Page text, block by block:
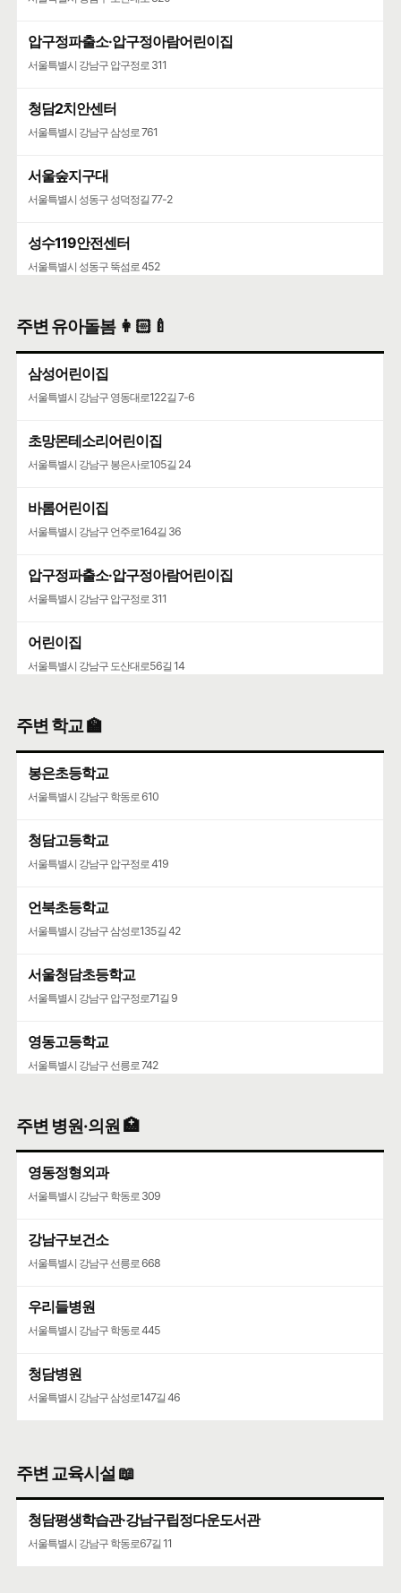
압구정파출소·압구정아람어린이집
서울특별시 강남구 압구정로 311
청담2치안센터
서울특별시 강남구 삼성로 761
서울숲지구대
서울특별시 성동구 성덕정길 77-2
성수119안전센터
서울특별시 성동구 뚝섬로 452
주변 유아돌봄 👩🏻‍🍼
삼성어린이집
서울특별시 강남구 영동대로122길 7-6
초망몬테소리어린이집
서울특별시 강남구 봉은사로105길 24
바롬어린이집
서울특별시 강남구 언주로164길 36
압구정파출소·압구정아람어린이집
서울특별시 강남구 압구정로 311
어린이집
서울특별시 강남구 도산대로56길 14
서울특별시 강남구 압구정로77길 28
딩동댕어린이집
서울특별시 성동구 둘레13길 15
주변 학교 🏫
봉은초등학교
서울특별시 강남구 학동로 610
청담고등학교
서울특별시 강남구 압구정로 419
언북초등학교
서울특별시 강남구 삼성로135길 42
서울청담초등학교
서울특별시 강남구 압구정로71길 9
영동고등학교
서울특별시 강남구 선릉로 742
서울특별시 강남구 압구정로61길 36
주변 병원·의원 🏥
영동정형외과
서울특별시 강남구 학동로 309
강남구보건소
서울특별시 강남구 선릉로 668
우리들병원
서울특별시 강남구 학동로 445
청담병원
서울특별시 강남구 삼성로147길 46
주변 교육시설 📖
청담평생학습관·강남구립정다운도서관
서울특별시 강남구 학동로67길 11